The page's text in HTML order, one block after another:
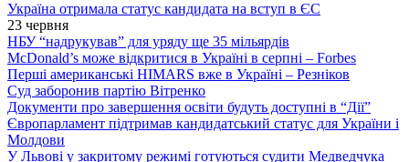
Україна отримала статус кандидата на вступ в ЄС
23 червня
НБУ “надрукував” для уряду ще 35 мільярдів
McDonald’s може відкритися в Україні в серпні – Forbes
Перші американські HIMARS вже в Україні – Резніков
Суд заборонив партію Вітренко
Документи про завершення освіти будуть доступні в “Дії”
Європарламент підтримав кандидатський статус для України і
Молдови
У Львові у закритому режимі готуються судити Медведчука